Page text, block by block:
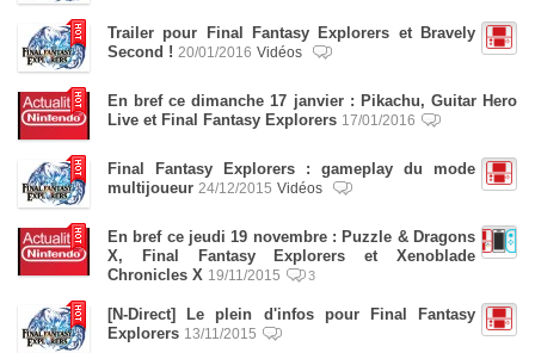
Trailer pour Final Fantasy Explorers et Bravely
Second ! 20/01/2016 Vidéos
En bref ce dimanche 17 janvier : Pikachu, Guitar Hero
Live et Final Fantasy Explorers 17/01/2016
Final Fantasy Explorers : gameplay du mode
multijoueur 24/12/2015 Vidéos
En bref ce jeudi 19 novembre : Puzzle & Dragons
X, Final Fantasy Explorers et Xenoblade
Chronicles X 19/11/2015 3
[N-Direct] Le plein d'infos pour Final Fantasy
Explorers 13/11/2015